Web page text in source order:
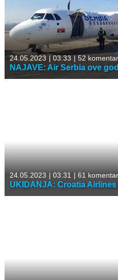
24.05.2023 | 03:33 | 52
NAJAVE: Air Serbia ove
24.05.2023 | 03:31 | 61
UKIDANJA: Croatia